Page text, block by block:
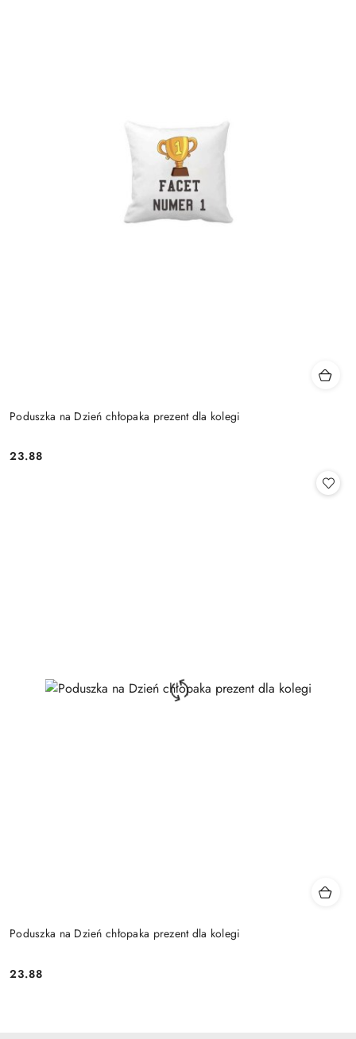
Poduszka na Dzień chłopaka prezent dla kolegi
Cena:
23.88
Poduszka na Dzień chłopaka prezent dla kolegi
Cena:
23.88